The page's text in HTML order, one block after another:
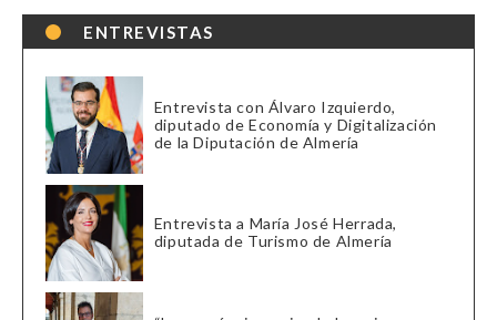
ENTREVISTAS
Entrevista con Álvaro Izquierdo,
diputado de Economía y Digitalización
de la Diputación de Almería
Entrevista a María José Herrada,
diputada de Turismo de Almería